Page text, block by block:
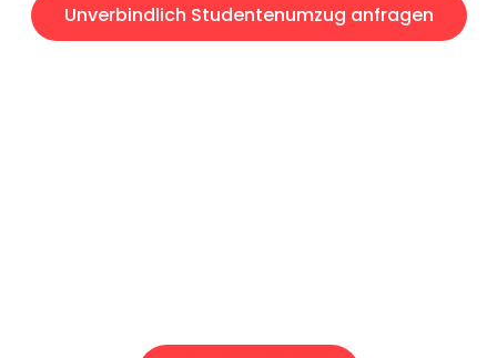
Unverbindlich Studentenumzug anfragen